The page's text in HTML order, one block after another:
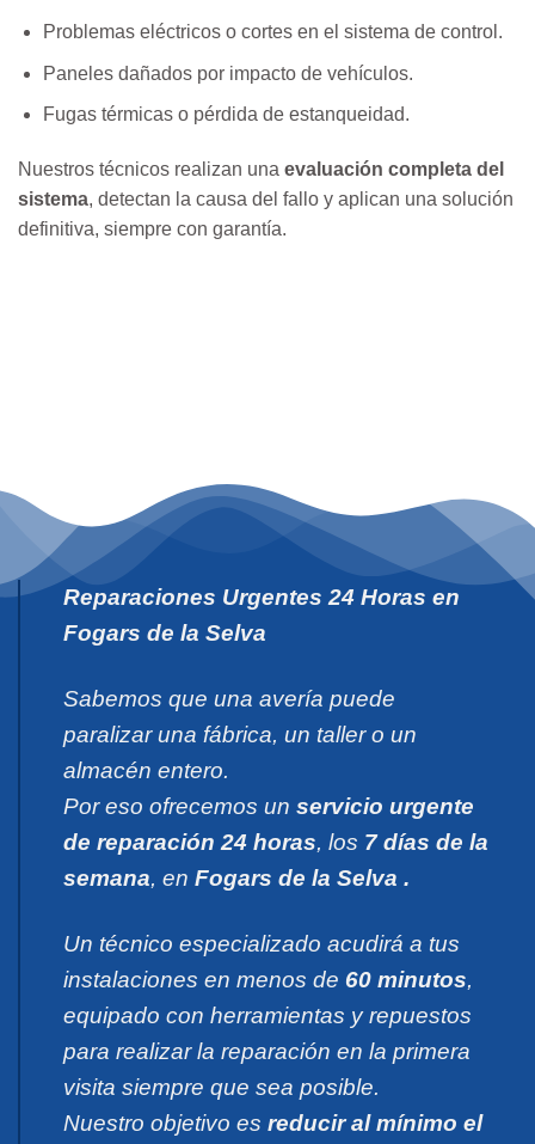
Problemas eléctricos o cortes en el sistema de control.
Paneles dañados por impacto de vehículos.
Fugas térmicas o pérdida de estanqueidad.
Nuestros técnicos realizan una evaluación completa del
sistema, detectan la causa del fallo y aplican una solución
definitiva, siempre con garantía.
Reparaciones Urgentes 24 Horas en
Fogars de la Selva
Sabemos que una avería puede
paralizar una fábrica, un taller o un
almacén entero.
Por eso ofrecemos un servicio urgente
de reparación 24 horas, los 7 días de la
semana, en Fogars de la Selva .
Un técnico especializado acudirá a tus
instalaciones en menos de 60 minutos,
equipado con herramientas y repuestos
para realizar la reparación en la primera
visita siempre que sea posible.
Nuestro objetivo es reducir al mínimo el